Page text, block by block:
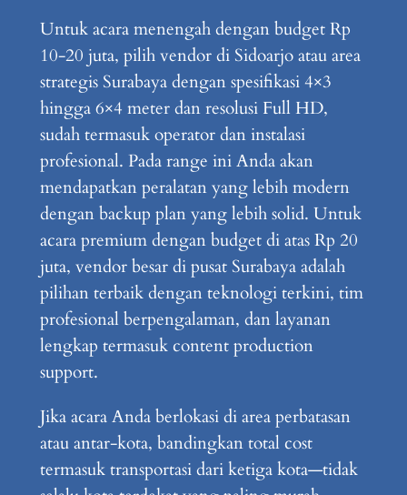
Untuk acara menengah dengan budget Rp
10-20 juta, pilih vendor di Sidoarjo atau area
strategis Surabaya dengan spesifikasi 4×3
hingga 6×4 meter dan resolusi Full HD,
sudah termasuk operator dan instalasi
profesional. Pada range ini Anda akan
mendapatkan peralatan yang lebih modern
dengan backup plan yang lebih solid. Untuk
acara premium dengan budget di atas Rp 20
juta, vendor besar di pusat Surabaya adalah
pilihan terbaik dengan teknologi terkini, tim
profesional berpengalaman, dan layanan
lengkap termasuk content production
support.
Jika acara Anda berlokasi di area perbatasan
atau antar-kota, bandingkan total cost
termasuk transportasi dari ketiga kota—tidak